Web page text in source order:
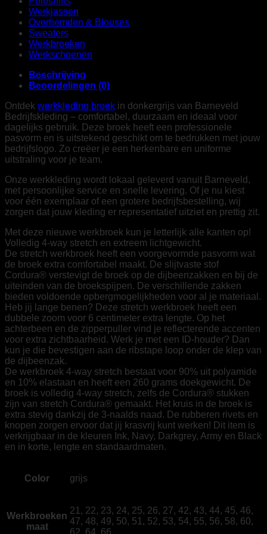
Werkjassen
Overhemden & Blouses
Sweaters
Werkbroeken
Werkschoenen
Beschrijving
Beoordelingen (0)
Ontdek werkkleding broek in donkergrijs van Barneveld
Bedrijfskleding – comfortabel, duurzaam en ideaal voor
dagelijks gebruik. Deze broek heeft een professionele
pasvorm en is uitstekend geschikt om te bedrukken met jouw
bedrijfslogo. Zo creëer je een herkenbare en uniforme
uitstraling voor je team.
Onze werkkleding wordt lokaal geleverd vanuit Barneveld,
met persoonlijke service en snelle levering. Of je nu kiest
voor één exemplaar of een grotere bedrijfsbestelling, wij
zorgen dat jouw kleding er representatief uitziet en prettig zit.
Met deze nieuwe werkbroek kun je letterlijk alle kanten op!
Volledig 4-way stretch en extreem lichtgewicht.
De stretch werkbroek heeft een voorgevormde pasvorm wat
de broek extra comfortabel maakt. De slijtvaste stof
Cordura® verstevigt de broek op de dijbeenzakken en bij de
uiteinden van de broekspijpen. De verschillende zakken
bieden voldoende opbergmogelijkheden voor al je materiaal.
Heb jij lange benen? Deze stretch werkbroek heeft een
dubbele zoom voor 6 centimeter extra lengte. Op het
achterbeen en de zipperpuller vind je reflecterende accenten
voor extra zichtbaarheid. Werk je met een ID-houder? Dan
kun je die bevestigen aan de ribstape loop onder de klep van
de dijbeenzak.
De werkbroek 4-way stretch bestaat voor 90% uit polyamide
en 10% elastaan en heeft een 260 grams doekgewicht. De
broek is volledig 4-way stretch, zelfs de Cordura® stukken
zijn van stretch Cordura® gemaakt. Het kruis in de broek is
extra stevig dankzij de 3-naalds naad. De rubberen rivets en
knopen zorgen ervoor dat jij krasvrij kunt werken! Dit item is
verkrijgbaar in de kleuren Ink, Navy, Darkgrey, Army en Black
en in korte, lengte en standaardmaten.
Color grijs
Werkbroeken
maat
21, 22, 23, 24, 25, 26, 27, 42, 43, 44, 45, 46,
47, 48, 49, 50, 51, 52, 53, 54, 55, 56, 58, 60,
62, 64, 66